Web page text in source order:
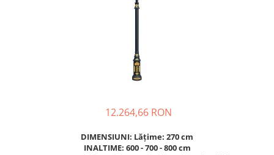
Echipamente fitness cu Panouri
Echipamente fitness pentru copii
Mese de Ping Pong
Brazi artificiali pentru exterior
Figurine de craciun pentru exterior
12.264,66 RON
DIMENSIUNI: Lățime: 270 cm
INALTIME: 600 - 700 - 800 cm